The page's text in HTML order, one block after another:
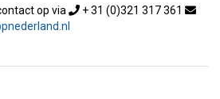
+ 31 (0)321 317 361